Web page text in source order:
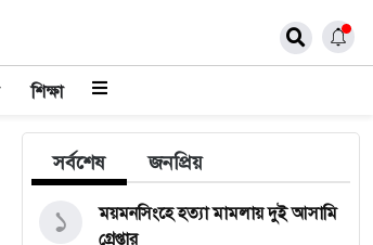
শিক্ষা
সর্বশেষ জনপ্রিয়
ময়মনসিংহে হত্যা মামলায় দুই আসামি
গ্রেপ্তার
১